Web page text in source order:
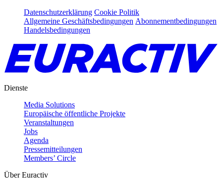
Datenschutzerklärung Cookie Politik
Allgemeine Geschäftsbedingungen Abonnementbedingungen
Handelsbedingungen
Dienste
Media Solutions
Europäische öffentliche Projekte
Veranstaltungen
Jobs
Agenda
Pressemitteilungen
Members’ Circle
Über Euractiv